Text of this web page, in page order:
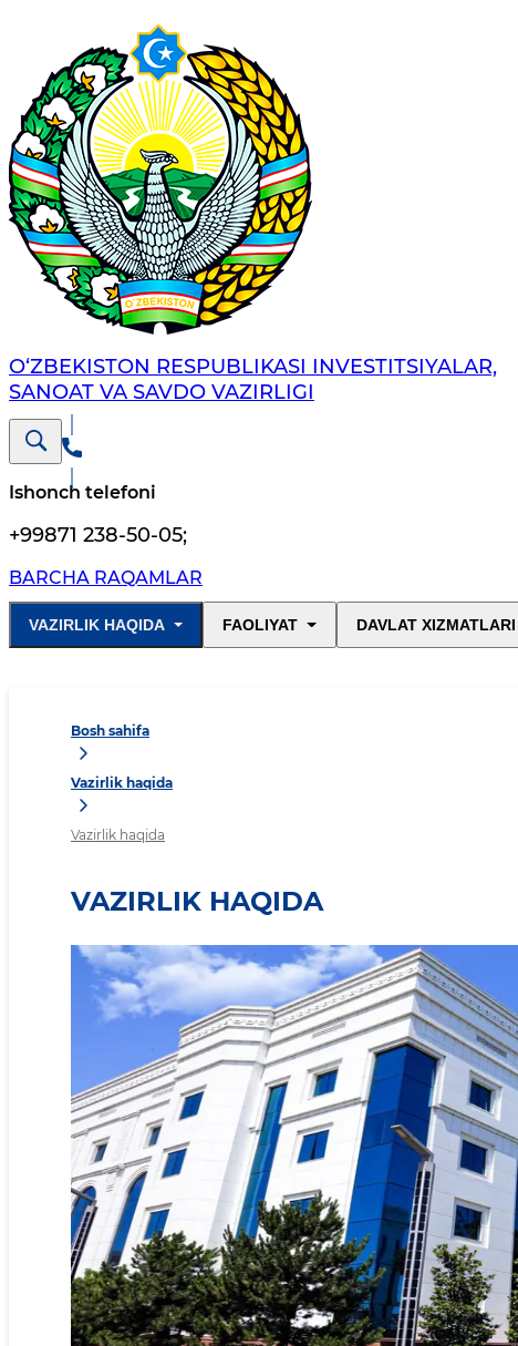
O‘ZBEKISTON RESPUBLIKASI INVESTITSIYALAR,
SANOAT VA SAVDO VAZIRLIGI
Ishonch telefoni
+99871 238-50-05;
BARCHA RAQAMLAR
VAZIRLIK HAQIDA FAOLIYAT DAVLAT XIZMATLARI
Bosh sahifa
Vazirlik haqida
Vazirlik haqida
VAZIRLIK HAQIDA